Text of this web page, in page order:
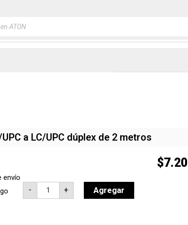
a LC/UPC dúplex de 2 metros
envío
$7.20
-
Patch
cord
de
+ Agregar